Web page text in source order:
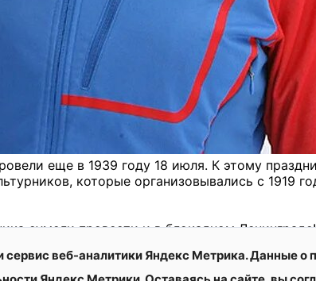
еще в 1939 году 18 июля. К этому
которые организовывались с 1919
сумели провести и в блокадном Ленинграде!
палочки они передавали друг
веб-аналитики Яндекс Метрика. Данные о